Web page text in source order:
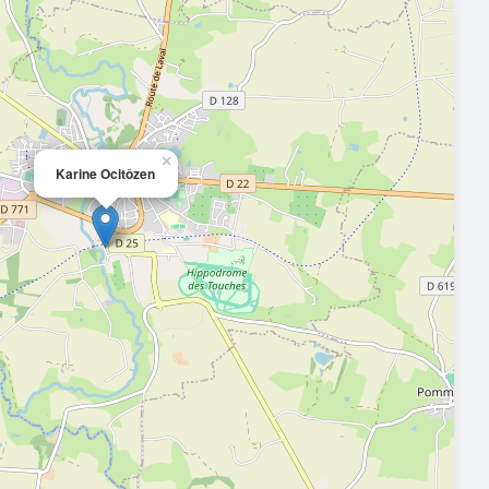
Karine Ocitôzen
×